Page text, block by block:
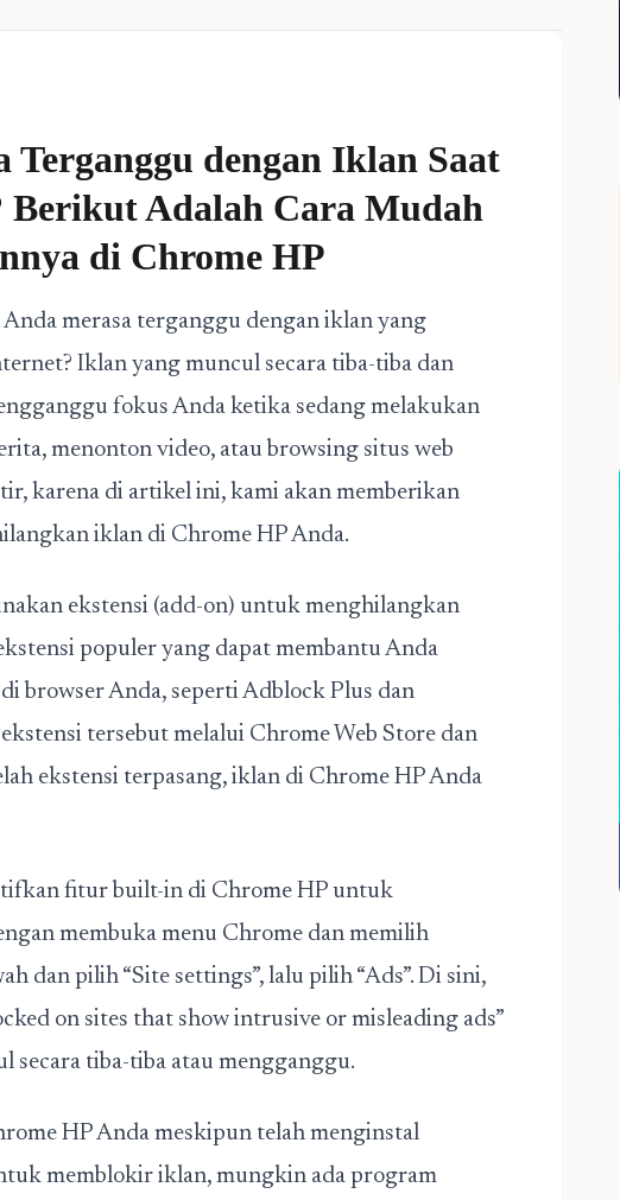
Terganggu dengan Iklan Saat
Adalah Cara Mudah
di Chrome HP
merasa terganggu dengan iklan yang
Iklan yang muncul secara tiba-tiba dan
fokus Anda ketika sedang melakukan
menonton video, atau browsing situs web
karena di artikel ini, kami akan memberikan
iklan di Chrome HP Anda.
ekstensi (add-on) untuk menghilangkan
populer yang dapat membantu Anda
browser Anda, seperti Adblock Plus dan
tersebut melalui Chrome Web Store dan
ekstensi terpasang, iklan di Chrome HP Anda
fitur built-in di Chrome HP untuk
membuka menu Chrome dan memilih
dan pilih “Site settings”, lalu pilih “Ads”. Di sini,
on sites that show intrusive or misleading ads”
tiba-tiba atau mengganggu.
HP Anda meskipun telah menginstal
memblokir iklan, mungkin ada program